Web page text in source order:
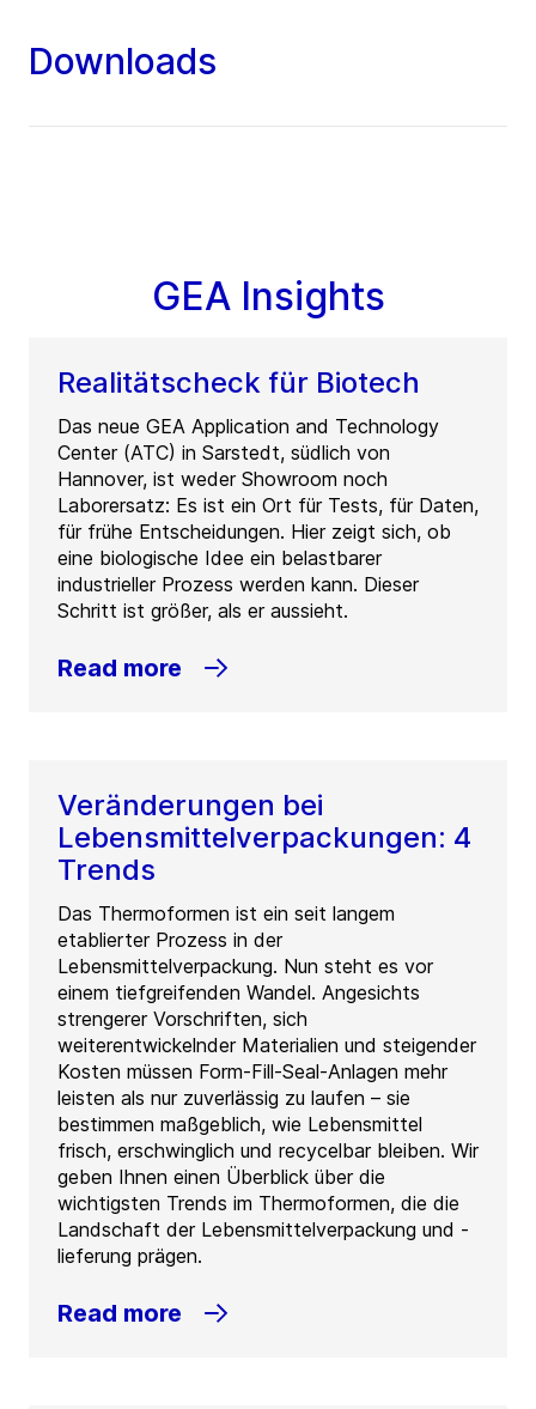
Downloads
GEA Insights
Realitätscheck für Biotech
Das neue GEA Application and Technology
Center (ATC) in Sarstedt, südlich von
Hannover, ist weder Showroom noch
Laborersatz: Es ist ein Ort für Tests, für Daten,
für frühe Entscheidungen. Hier zeigt sich, ob
eine biologische Idee ein belastbarer
industrieller Prozess werden kann. Dieser
Schritt ist größer, als er aussieht.
Read more
Veränderungen bei
Lebensmittelverpackungen: 4
Trends
Das Thermoformen ist ein seit langem
etablierter Prozess in der
Lebensmittelverpackung. Nun steht es vor
einem tiefgreifenden Wandel. Angesichts
strengerer Vorschriften, sich
weiterentwickelnder Materialien und steigender
Kosten müssen Form-Fill-Seal-Anlagen mehr
leisten als nur zuverlässig zu laufen – sie
bestimmen maßgeblich, wie Lebensmittel
frisch, erschwinglich und recycelbar bleiben. Wir
geben Ihnen einen Überblick über die
wichtigsten Trends im Thermoformen, die die
Landschaft der Lebensmittelverpackung und -
lieferung prägen.
Read more